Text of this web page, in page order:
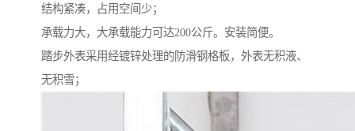
结构紧凑，占用空间少；
承载力大，大承载能力可达200公斤。安装简便。
踏步外表采用经镀锌处理的防滑钢格板，外表无积液、
无积雪；